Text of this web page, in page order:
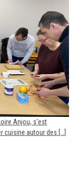
Anjou, s'est
autour des [...]